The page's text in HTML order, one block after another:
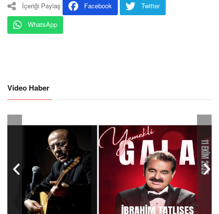
İçeriği Paylaş Facebook
Twitter
WhatsApp
Video Haber